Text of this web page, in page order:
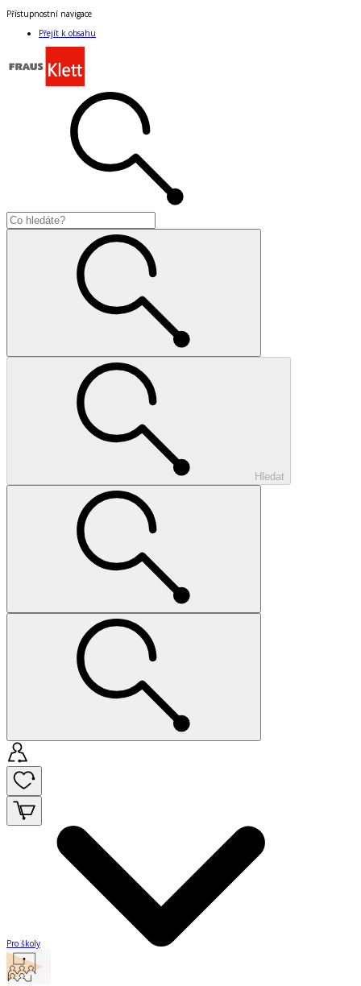
Přístupnostní navigace
Přejít k obsahu
Hledat
Pro školy